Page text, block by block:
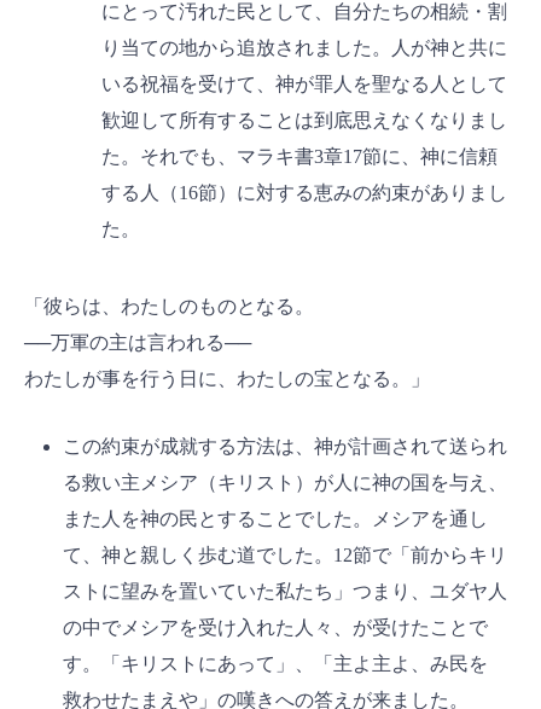
にとって汚れた民として、自分たちの相続・割
り当ての地から追放されました。人が神と共に
いる祝福を受けて、神が罪人を聖なる人として
歓迎して所有することは到底思えなくなりまし
た。それでも、マラキ書3章17節に、神に信頼
する人（16節）に対する恵みの約束がありまし
た。
「彼らは、わたしのものとなる。
──万軍の主は言われる──
わたしが事を行う日に、わたしの宝となる。」
この約束が成就する方法は、神が計画されて送られ
る救い主メシア（キリスト）が人に神の国を与え、
また人を神の民とすることでした。メシアを通し
て、神と親しく歩む道でした。12節で「前からキリ
ストに望みを置いていた私たち」つまり、ユダヤ人
の中でメシアを受け入れた人々、が受けたことで
す。「キリストにあって」、「主よ主よ、み民を
救わせたまえや」の嘆きへの答えが来ました。